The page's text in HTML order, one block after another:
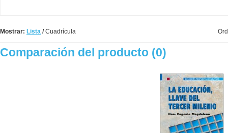
Mostrar: Lista /Cuadrícula
Comparación del producto (0)